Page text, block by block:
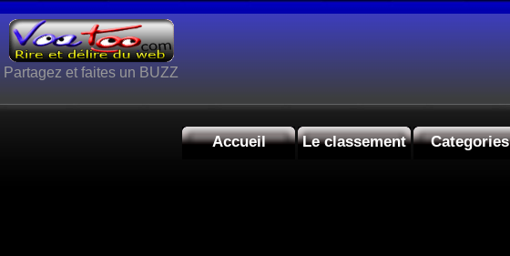
Partagez et faites un BUZZ
Accueil Le classement Categories